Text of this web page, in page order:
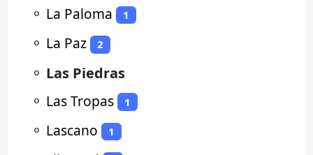
⚬ La Paloma 1
⚬ La Paz 2
⚬ Las Piedras
⚬ Las Tropas 1
⚬ Lascano 1